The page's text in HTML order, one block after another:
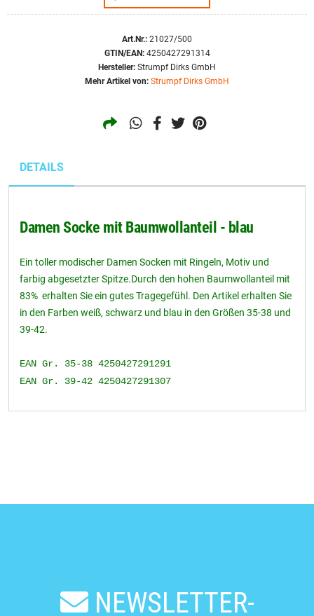
Art.Nr.: 21027/500
GTIN/EAN:4250427291314
Hersteller: Strumpf Dirks GmbH
Mehr Artikel von: Strumpf Dirks GmbH
DETAILS
Damen Socke mit Baumwollanteil - blau
Ein toller modischer Damen Socken mit Ringeln, Motiv und
farbig abgesetzter Spitze.Durch den hohen Baumwollanteil mit
83% erhalten Sie ein gutes Tragegefühl. Den Artikel erhalten Sie
in den Farben weiß, schwarz und blau in den Größen 35-38 und
39-42.
EAN Gr. 35-38 4250427291291
EAN Gr. 39-42 4250427291307
NEWSLETTER-